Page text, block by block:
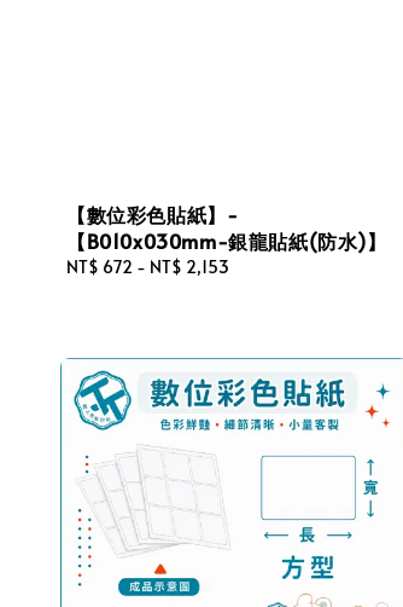
【數位彩色貼紙】-
【B010x030mm-銀龍貼紙(防水)】
Regular
NT$ 672 - NT$ 2,153